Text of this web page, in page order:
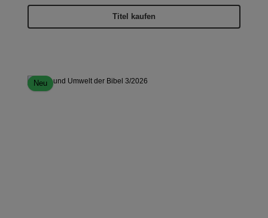
Titel kaufen
Neu